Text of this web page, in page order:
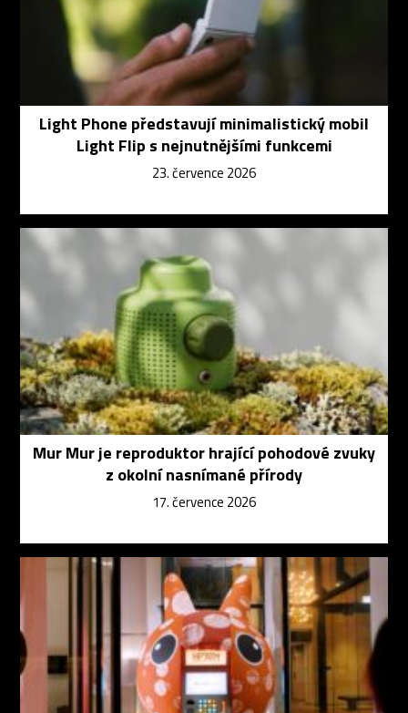
Light Phone představují minimalistický mobil
Light Flip s nejnutnějšími funkcemi
23. července 2026
Mur Mur je reproduktor hrající pohodové zvuky
z okolní nasnímané přírody
17. července 2026